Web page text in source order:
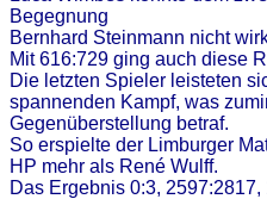
Begegnung
Bernhard Steinmann nicht
Mit 616:729 ging auch diese
Die letzten Spieler leisteten
spannenden Kampf, was
Gegenüberstellung betraf.
So erspielte der Limburger
HP mehr als René Wulff.
Das Ergebnis 0:3, 2597:2817,